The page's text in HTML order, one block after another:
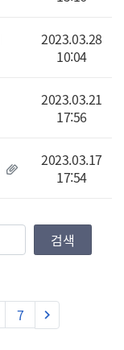
2023.03.28
10:04
2023.03.21
17:56
2023.03.17
17:54
검색
7 keyboard_arrow_right